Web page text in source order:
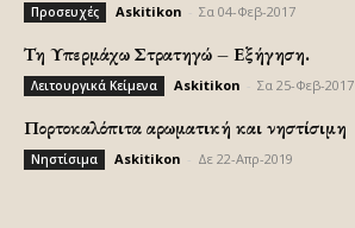
Προσευχές Askitikon Σα 04-Φεβ-2017
Τη Υπερμάχω Στρατηγώ – Εξήγηση.
Λειτουργικά Κείμενα Askitikon Σα 25-Φεβ-2017
Πορτοκαλόπιτα αρωματική και νηστίσιμη
Νηστίσιμα Askitikon Δε 22-Απρ-2019